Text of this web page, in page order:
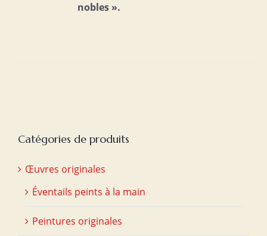
nobles ».
Catégories de produits
Œuvres originales
Éventails peints à la main
Peintures originales